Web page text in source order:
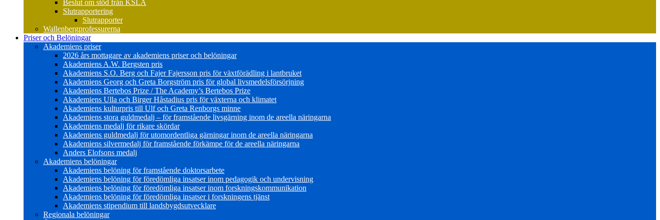
Beslut om stöd från KSLA
Slutrapportering
Slutrapporter
Wallenbergprofessurerna
Priser och Belöningar
Akademiens priser
2026 års mottagare av akademiens priser och belöningar
Akademiens A.W. Bergsten pris
Akademiens S.O. Berg och Fajer Fajersson pris för växtförädling i lantbruket
Akademiens Georg och Greta Borgström pris för global livsmedelsförsörjning
Akademiens Bertebos Prize / The Academy’s Bertebos Prize
Akademiens Ulla och Birger Håstadius pris för växterna och klimatet
Akademiens kulturpris till Ulf och Greta Renborgs minne
Akademiens stora guldmedalj – för framstående livsgärning inom de areella näringarna
Akademiens medalj för rikare skördar
Akademiens guldmedalj för utomordentliga gärningar inom de areella näringarna
Akademiens silvermedalj för framstående förkämpe för de areella näringarna
Anders Elofsons medalj
Akademiens belöningar
Akademiens belöning för framstående doktorsarbete
Akademiens belöning för föredömliga insatser inom pedagogik och undervisning
Akademiens belöning för föredömliga insatser inom forskningskommunikation
Akademiens belöning för föredömliga insatser i forskningens tjänst
Akademiens stipendium till landsbygdsutvecklare
Regionala belöningar